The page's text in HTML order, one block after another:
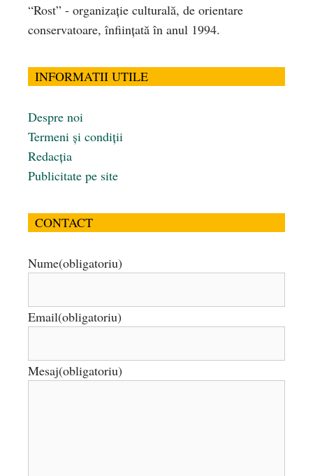
“Rost” - organizaţie culturală, de orientare
conservatoare, înfiinţată în anul 1994.
INFORMATII UTILE
Despre noi
Termeni și condiții
Redacția
Publicitate pe site
CONTACT
Nume(obligatoriu)
Email(obligatoriu)
Mesaj(obligatoriu)